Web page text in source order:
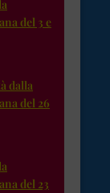
del 3 e
dalla
del 26
del 23